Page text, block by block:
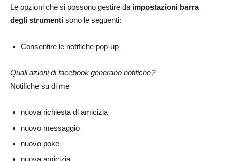
Le opzioni che si possono gestire da impostazioni barra
degli strumenti sono le seguenti:
Consentire le notifiche pop-up
Quali azioni di facebook generano notifiche?
Notifiche su di me
nuova richiesta di amicizia
nuovo messaggio
nuovo poke
nuova amicizia